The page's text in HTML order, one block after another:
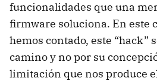
funcionalidades que una
firmware soluciona. En este
hemos contado, este “hack”
camino y no por su
limitación que nos produce